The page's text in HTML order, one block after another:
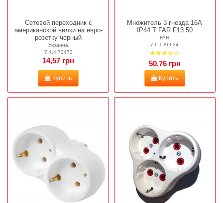
Сетевой переходник с
американской вилки на евро-
розетку черный
Украина
7.4.4.72473
14,57 грн
Купить
Множитель 3 гнезда 16A
IP44 T FAR F13 50
FAR
7.6.1.86634
50,76 грн
Купить